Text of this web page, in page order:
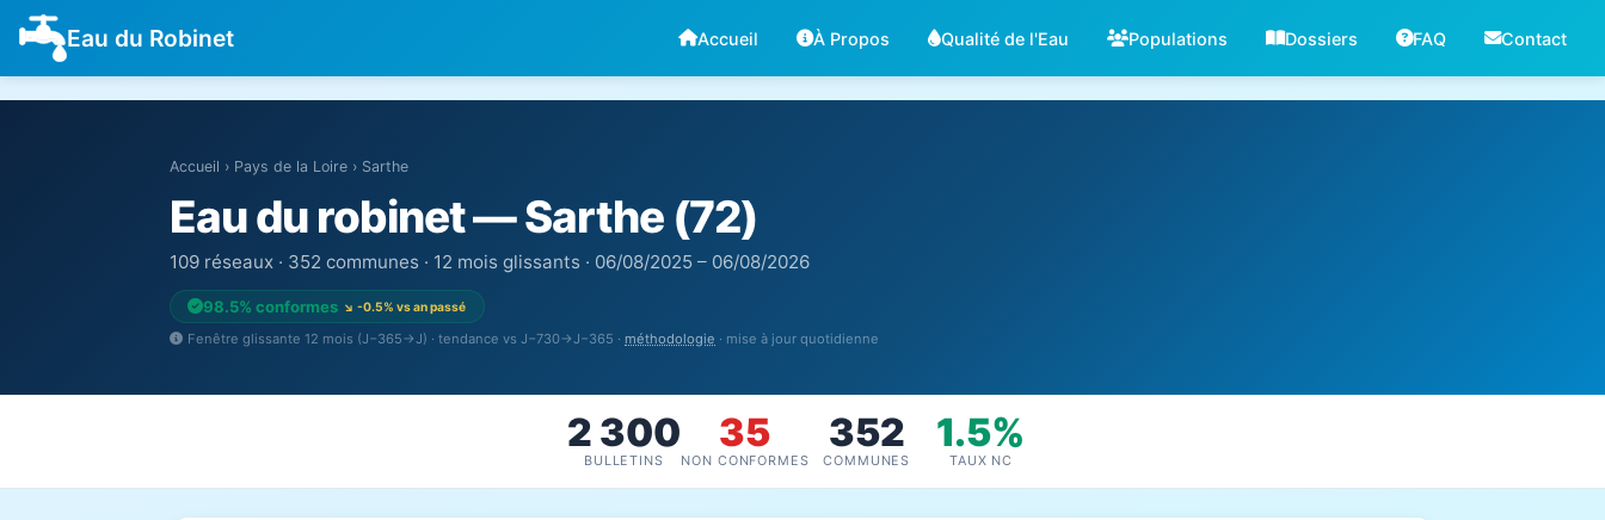
Eau du Robinet Accueil À Propos Qualité de l'Eau Populations Dossiers FAQ Contact
Accueil › Pays de la Loire › Sarthe
Eau du robinet — Sarthe (72)
109 réseaux · 352 communes · 12 mois glissants · 06/08/2025 – 06/08/2026
98.5% conformes ↘ -0.5% vs an passé
Fenêtre glissante 12 mois (J−365→J) · tendance vs J−730→J−365 · méthodologie · mise à jour quotidienne
2 300
BULLETINS
35
NON CONFORMES
352
COMMUNES
1.5%
TAUX NC